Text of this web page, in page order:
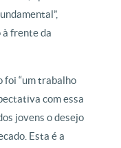
frente da
foi “um trabalho
com essa
jovens o desejo
Esta é a